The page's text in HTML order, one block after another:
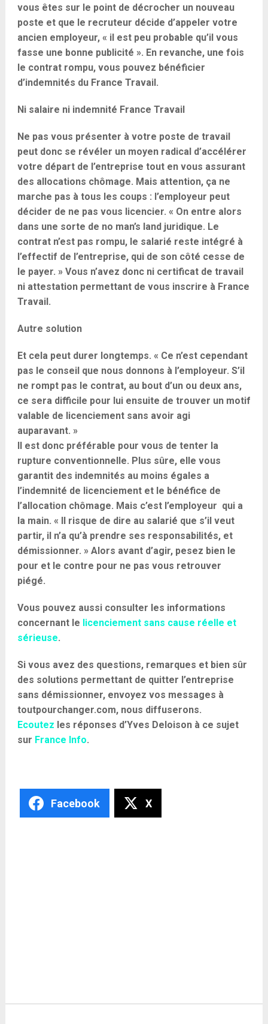
vous êtes sur le point de décrocher un nouveau
poste et que le recruteur décide d’appeler votre
ancien employeur, « il est peu probable qu’il vous
fasse une bonne publicité ». En revanche, une fois
le contrat rompu, vous pouvez bénéficier
d’indemnités du France Travail.
Ni salaire ni indemnité France Travail
Ne pas vous présenter à votre poste de travail
peut donc se révéler un moyen radical d’accélérer
votre départ de l’entreprise tout en vous assurant
des allocations chômage. Mais attention, ça ne
marche pas à tous les coups : l’employeur peut
décider de ne pas vous licencier. « On entre alors
dans une sorte de no man’s land juridique. Le
contrat n’est pas rompu, le salarié reste intégré à
l’effectif de l’entreprise, qui de son côté cesse de
le payer. » Vous n’avez donc ni certificat de travail
ni attestation permettant de vous inscrire à France
Travail.
Autre solution
Et cela peut durer longtemps. « Ce n’est cependant
pas le conseil que nous donnons à l’employeur. S’il
ne rompt pas le contrat, au bout d’un ou deux ans,
ce sera difficile pour lui ensuite de trouver un motif
valable de licenciement sans avoir agi
auparavant. »
Il est donc préférable pour vous de tenter la
rupture conventionnelle. Plus sûre, elle vous
garantit des indemnités au moins égales a
l’indemnité de licenciement et le bénéfice de
l’allocation chômage. Mais c’est l’employeur qui a
la main. « Il risque de dire au salarié que s’il veut
partir, il n’a qu’à prendre ses responsabilités, et
démissionner. » Alors avant d’agir, pesez bien le
pour et le contre pour ne pas vous retrouver
piégé.
Vous pouvez aussi consulter les informations
concernant le licenciement sans cause réelle et
sérieuse.
Si vous avez des questions, remarques et bien sûr
des solutions permettant de quitter l’entreprise
sans démissionner, envoyez vos messages à
toutpourchanger.com, nous diffuserons.
Ecoutez les réponses d’Yves Deloison à ce sujet
sur France Info.
Facebook X